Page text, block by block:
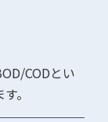
CODとい
。